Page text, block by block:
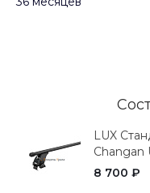
LUX
Changan
8 700 ₽